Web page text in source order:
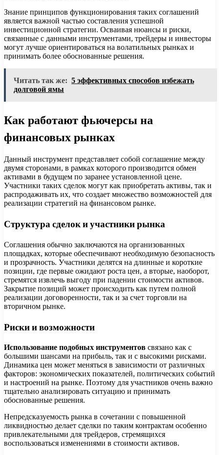
Знание принципов функционирования таких соглашений
является важной частью составления успешной
инвестиционной стратегии. Осваивая нюансы и риски,
связанные с данными инструментами, трейдеры и инвесторы
могут лучше ориентироваться на волатильных рынках и
принимать более обоснованные решения.
Читать так же: 5 эффективных способов избежать
долговой ямы
Как работают фьючерсы на
финансовых рынках
Данный инструмент представляет собой соглашение между
двумя сторонами, в рамках которого производится обмен
активами в будущем по заранее установленной цене.
Участники таких сделок могут как приобретать активы, так и
распродаживать их, что создает множество возможностей для
реализации стратегий на финансовом рынке.
Структура сделок и участники рынка
Соглашения обычно заключаются на организованных
площадках, которые обеспечивают необходимую безопасность
и прозрачность. Участники делятся на длинные и короткие
позиции, где первые ожидают роста цен, а вторые, наоборот,
стремятся извлечь выгоду при падении стоимости активов.
Закрытие позиций может происходить как путем полной
реализации договоренности, так и за счет торговли на
вторичном рынке.
Риски и возможности
Использование подобных инструментов связано как с
большими шансами на прибыль, так и с высокими рисками.
Динамика цен может меняться в зависимости от различных
факторов: экономических показателей, политических событий
и настроений на рынке. Поэтому для участников очень важно
тщательно анализировать ситуацию и принимать
обоснованные решения.
Непредсказуемость рынка в сочетании с повышенной
ликвидностью делает сделки по таким контрактам особенно
привлекательными для трейдеров, стремящихся
воспользоваться изменениями в стоимости активов.